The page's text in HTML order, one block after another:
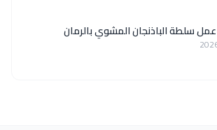
سلطة الباذنجان المشوي بالرمان